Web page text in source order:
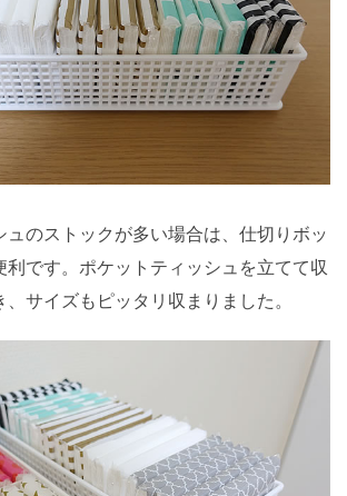
ュのストックが多い場合は、仕切りボッ
利です。ポケットティッシュを立てて収
サイズもピッタリ収まりました。